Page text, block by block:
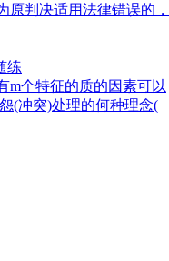
判决适用法律错误的，
练
m个特征的质的因素可以
(冲突)处理的何种理念(